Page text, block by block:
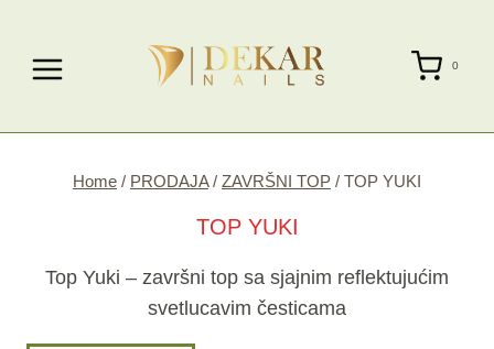
content
0
Home / PRODAJA / ZAVRŠNI TOP / TOP YUKI
TOP YUKI
Top Yuki – završni top sa sjajnim reflektujućim
svetlucavim česticama